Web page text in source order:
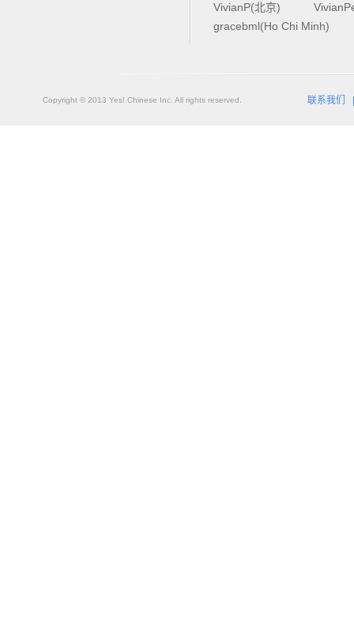
VivianP(北京)
gracebml(Ho Chi Minh)
Copyright © 2013 Yes! Chinese Inc. All rights reserved. 联系我们